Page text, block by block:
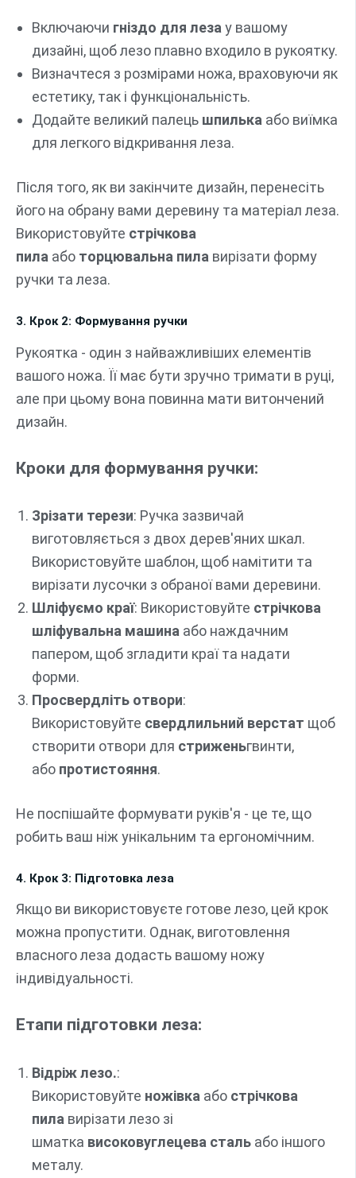
Включаючи гніздо для лезау вашому
дизайні, щоб лезо плавно входило в рукоятку.
Визначтеся з розмірами ножа, враховуючи як
естетику, так і функціональність.
Додайте великий палець шпилька або виїмка
для легкого відкривання леза.
Після того, як ви закінчите дизайн, перенесіть
його на обрану вами деревину та матеріал леза.
Використовуйте стрічкова
пила або торцювальна пила вирізати форму
ручки та леза.
3. Крок 2: Формування ручки
Рукоятка - один з найважливіших елементів
вашого ножа. Її має бути зручно тримати в руці,
але при цьому вона повинна мати витончений
дизайн.
Кроки для формування ручки:
Зрізати терези: Ручка зазвичай
виготовляється з двох дерев'яних шкал.
Використовуйте шаблон, щоб намітити та
вирізати лусочки з обраної вами деревини.
Шліфуємо краї: Використовуйте стрічкова
шліфувальна машина або наждачним
папером, щоб згладити краї та надати
форми.
Просвердліть отвори:
Використовуйте свердлильний верстат щоб
створити отвори для стриженьгвинти,
або протистояння.
Не поспішайте формувати руків'я - це те, що
робить ваш ніж унікальним та ергономічним.
4. Крок 3: Підготовка леза
Якщо ви використовуєте готове лезо, цей крок
можна пропустити. Однак, виготовлення
власного леза додасть вашому ножу
індивідуальності.
Етапи підготовки леза:
Відріж лезо.:
Використовуйте ножівка або стрічкова
пила вирізати лезо зі
шматка високовуглецева сталь або іншого
металу.